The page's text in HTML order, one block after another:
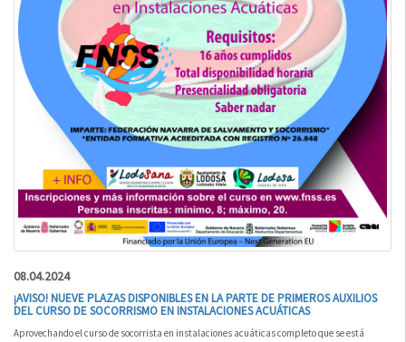
08.04.2024
¡AVISO! NUEVE PLAZAS DISPONIBLES EN LA PARTE DE PRIMEROS AUXILIOS
DEL CURSO DE SOCORRISMO EN INSTALACIONES ACUÁTICAS
Aprovechando el curso de socorrista en instalaciones acuáticas completo que se está